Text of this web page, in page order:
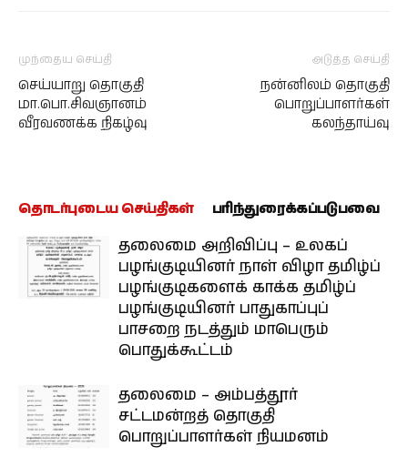
முந்தைய செய்தி
செய்யாறு தொகுதி
மா.பொ.சிவஞானம்
வீரவணக்க நிகழ்வு
அடுத்த செய்தி
நன்னிலம் தொகுதி
பொறுப்பாளர்கள்
கலந்தாய்வு
தொடர்புடைய செய்திகள் பரிந்துரைக்கப்படுபவை
தலைமை அறிவிப்பு – உலகப்
பழங்குடியினர் நாள் விழா தமிழ்ப்
பழங்குடிகளைக் காக்க தமிழ்ப்
பழங்குடியினர் பாதுகாப்புப்
பாசறை நடத்தும் மாபெரும்
பொதுக்கூட்டம்
தலைமை – அம்பத்தூர்
சட்டமன்றத் தொகுதி
பொறுப்பாளர்கள் நியமனம்